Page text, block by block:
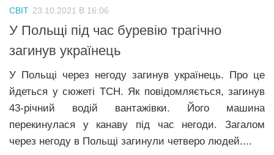
Схід
Прикарпаття
Економіка
Політика
Світ
Цікаво
Наука
СВІТ 23.10.2021 В 16:06
У Польщі під час буревію трагічно
загинув українець
У Польщі через негоду загинув українець. Про це
йдеться у сюжеті ТСН. Як повідомляється, загинув
43-річний водій вантажівки. Його машина
перекинулася у канаву під час негоди. Загалом
через негоду в Польщі загинули четверо людей....